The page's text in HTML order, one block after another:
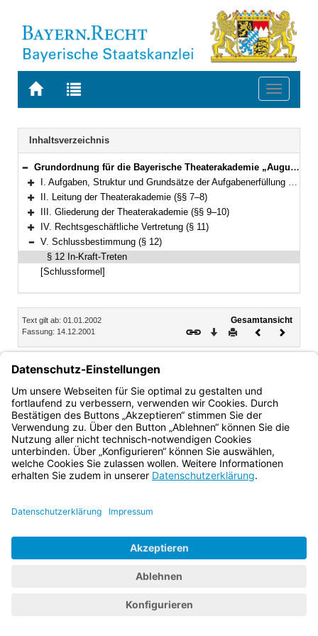
Zur
BAYERN.RECHT
Zur
letzten
Suche
Toggle
Navigation
Inhaltsverzeichnis
Bereich reduzieren
Grundordnung für die Bayerische Theaterakademie „August Everding “ im Prinzregententheater Vom 14.12.2001 Bekanntmachung des Bayerischen Staatsministeriums für Wissenschaft, Forschung und Kunst vom 14. Dezember 2001, Az. XII/6-K 2780-12/60 655 (KWMBl. 2002I S. 55) (§§ 1–12)
Bereich erweitern
I. Aufgaben, Struktur und Grundsätze der Aufgabenerfüllung (§§ 1–6)
Bereich erweitern
II. Leitung der Theaterakademie (§§ 7–8)
Bereich erweitern
III. Gliederung der Theaterakademie (§§ 9–10)
Bereich erweitern
IV. Rechtsgeschäftliche Vertretung (§ 11)
Bereich reduzieren
V. Schlussbestimmung (§ 12)
§ 12 In-Kraft-Treten
[Schlussformel]
Inhalt
Text gilt ab: 01.01.2002
Fassung: 14.12.2001
Gesamtansicht
Download
DruckenVorheriges
Bayern.de
BayernPortal
Datenschutz
Barrierefreiheit
Kontrastwechsel